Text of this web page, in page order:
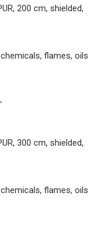
200 cm, shielded,
flames, oils
300 cm, shielded,
flames, oils